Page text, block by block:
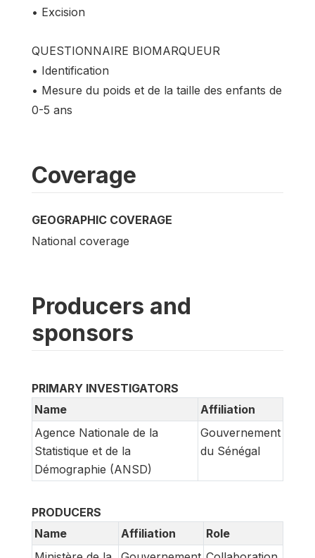
• Excision
QUESTIONNAIRE BIOMARQUEUR
• Identification
• Mesure du poids et de la taille des enfants de
0-5 ans
Coverage
GEOGRAPHIC COVERAGE
National coverage
Producers and
sponsors
PRIMARY INVESTIGATORS
Name
Affiliation
Agence Nationale de la
Statistique et de la
Démographie (ANSD)
Gouvernement
du Sénégal
PRODUCERS
Name
Affiliation
Role